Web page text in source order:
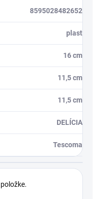
8595028482652
plast
16 cm
11,5 cm
11,5 cm
DELÍCIA
Tescoma